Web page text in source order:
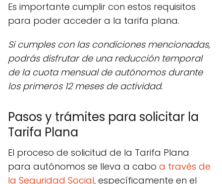
Es importante cumplir con estos requisitos
para poder acceder a la tarifa plana.
Si cumples con las condiciones mencionadas,
podrás disfrutar de una reducción temporal
de la cuota mensual de autónomos durante
los primeros 12 meses de actividad.
Pasos y trámites para solicitar la
Tarifa Plana
El proceso de solicitud de la Tarifa Plana
para autónomos se lleva a cabo a través de
la Seguridad Social, específicamente en el